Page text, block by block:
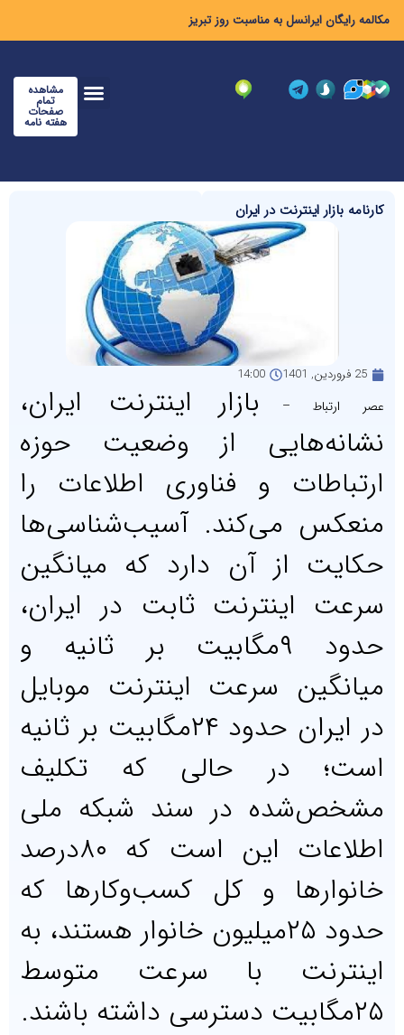
مکالمه رایگان ایرانسل به مناسبت روز تبریز
مشاهده
تمام
صفحات
هفته نامه
کارنامه بازار اینترنت در ایران
25 فروردین, 1401 14:00
عصر ارتباط –
بازار اینترنت ایران،
نشانه‌‌‌هایی از وضعیت حوزه
ارتباطات و فناوری اطلاعات را
منعکس می‌کند. آسیب‌‌‌شناسی‌‌‌ها
حکایت از آن دارد که میانگین
سرعت اینترنت ثابت در ایران،
حدود ۹مگابیت بر ثانیه و
میانگین سرعت اینترنت موبایل
در ایران حدود ۲۴مگابیت بر ثانیه
است؛ در حالی که تکلیف
مشخص‌شده در سند شبکه ملی
اطلاعات این است که ۸۰‌درصد
خانوارها و کل کسب‌وکارها که
حدود ۲۵میلیون خانوار هستند، به
اینترنت با سرعت متوسط
۲۵مگابیت دسترسی داشته باشند.